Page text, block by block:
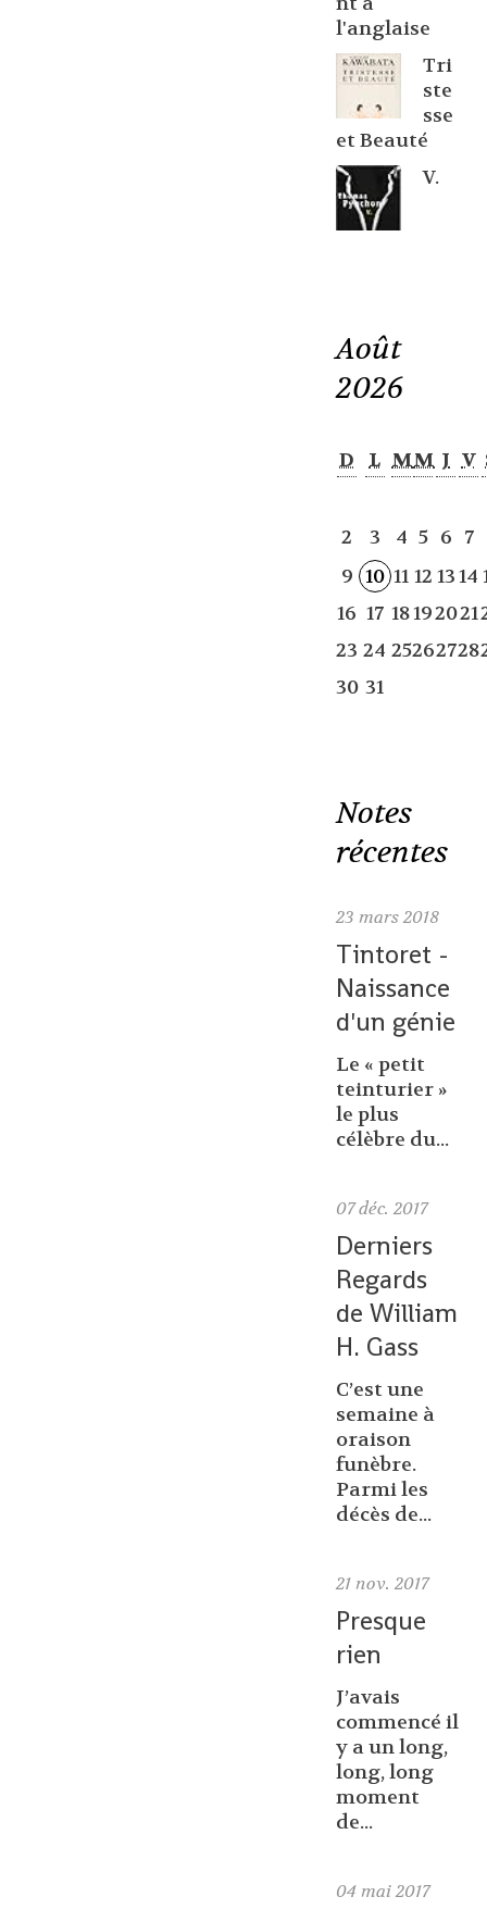
l'anglaise
Tri
ste
sse
et Beauté
V.
Août
2026
D L MM J V
2 3 4 5 6 7
9 10 11 12 1314
16 17 18192021
23 24 25262728
30 31
Notes
récentes
23 mars 2018
Tintoret -
Naissance
d'un génie
Le « petit
teinturier »
le plus
célèbre du...
07 déc. 2017
Derniers
Regards
de William
H. Gass
C’est une
semaine à
oraison
funèbre.
Parmi les
décès de...
21 nov. 2017
Presque
rien
J’avais
commencé il
y a un long,
long, long
moment
de...
04 mai 2017